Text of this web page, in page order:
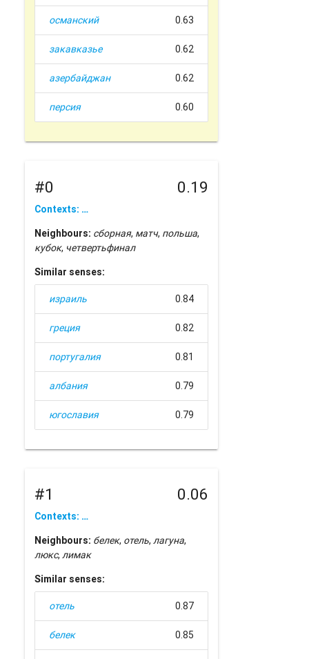
османский 0.63
закавказье 0.62
азербайджан 0.62
персия 0.60
#0 0.19
Contexts: …
Neighbours: сборная, матч, польша,
кубок, четвертьфинал
Similar senses:
израиль 0.84
греция 0.82
португалия 0.81
албания 0.79
югославия 0.79
#1 0.06
Contexts: …
Neighbours: белек, отель,лагуна,
люкс,лимак
Similar senses:
отель 0.87
белек 0.85